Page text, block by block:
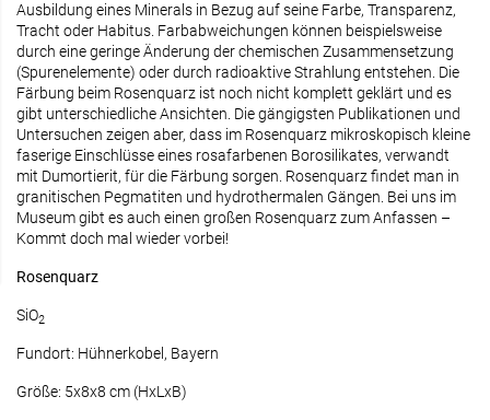
Ausbildung eines Minerals in Bezug auf seine Farbe, Transparenz,
Tracht oder Habitus. Farbabweichungen können beispielsweise
durch eine geringe Änderung der chemischen Zusammensetzung
(Spurenelemente) oder durch radioaktive Strahlung entstehen. Die
Färbung beim Rosenquarz ist noch nicht komplett geklärt und es
gibt unterschiedliche Ansichten. Die gängigsten Publikationen und
Untersuchen zeigen aber, dass im Rosenquarz mikroskopisch kleine
faserige Einschlüsse eines rosafarbenen Borosilikates, verwandt
mit Dumortierit, für die Färbung sorgen. Rosenquarz findet man in
granitischen Pegmatiten und hydrothermalen Gängen. Bei uns im
Museum gibt es auch einen großen Rosenquarz zum Anfassen –
Kommt doch mal wieder vorbei!
Rosenquarz
SiO2
Fundort: Hühnerkobel, Bayern
Größe: 5x8x8 cm (HxLxB)